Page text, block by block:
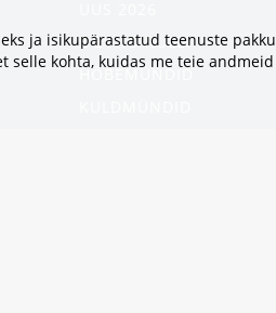
2 EURO RULLI
HÕBEMÜNDID
ja isikupärastatud teenuste
selle kohta, kuidas me teie